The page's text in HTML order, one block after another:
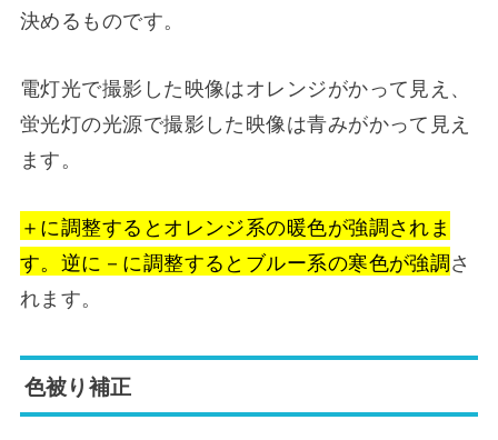
決めるものです。
電灯光で撮影した映像はオレンジがかって見え、
蛍光灯の光源で撮影した映像は青みがかって見え
ます。
＋に調整するとオレンジ系の暖色が強調されま
す。逆に－に調整するとブルー系の寒色が強調さ
れます。
色被り補正